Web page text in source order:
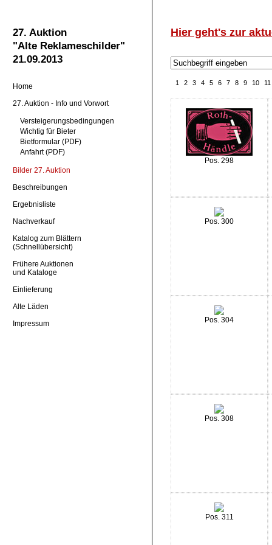
27. Auktion
"Alte Reklameschilder"
21.09.2013
Home
27. Auktion - Info und Vorwort
Versteigerungsbedingungen
Wichtig für Bieter
Bietformular (PDF)
Anfahrt (PDF)
Bilder 27. Auktion
Beschreibungen
Ergebnisliste
Nachverkauf
Katalog zum Blättern
(Schnellübersicht)
Frühere Auktionen
und Kataloge
Einlieferung
Alte Läden
Impressum
Hier geht's zur
1 2 3 4 5 6 7 8 9 10 11
Pos. 298
Pos. 300
Pos. 304
Pos. 308
Pos. 311